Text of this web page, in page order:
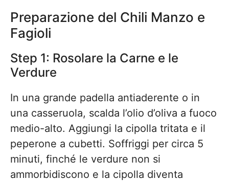
Preparazione del Chili Manzo e
Fagioli
Step 1: Rosolare la Carne e le
Verdure
In una grande padella antiaderente o in
una casseruola, scalda l’olio d’oliva a fuoco
medio-alto. Aggiungi la cipolla tritata e il
peperone a cubetti. Soffriggi per circa 5
minuti, finché le verdure non si
ammorbidiscono e la cipolla diventa